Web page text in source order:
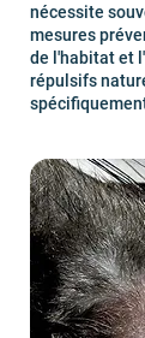
nécessite
mesures
de l'habitat et
répulsifs